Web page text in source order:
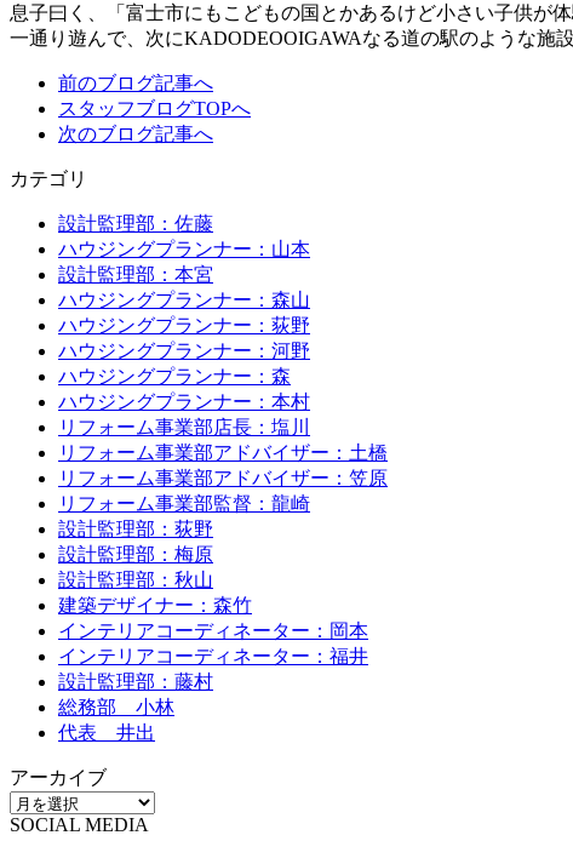
息子曰く、「富士市にもこどもの国とかあるけど小さい子供が
一通り遊んで、次にKADODEOOIGAWAなる道の駅のような施
前のブログ記事へ
スタッフブログTOPへ
次のブログ記事へ
カテゴリ
設計監理部：佐藤
ハウジングプランナー：山本
設計監理部：本宮
ハウジングプランナー：森山
ハウジングプランナー：荻野
ハウジングプランナー：河野
ハウジングプランナー：森
ハウジングプランナー：本村
リフォーム事業部店長：塩川
リフォーム事業部アドバイザー：土橋
リフォーム事業部アドバイザー：笠原
リフォーム事業部監督：龍崎
設計監理部：荻野
設計監理部：梅原
設計監理部：秋山
建築デザイナー：森竹
インテリアコーディネーター：岡本
インテリアコーディネーター：福井
設計監理部：藤村
総務部 小林
代表 井出
アーカイブ
SOCIAL MEDIA